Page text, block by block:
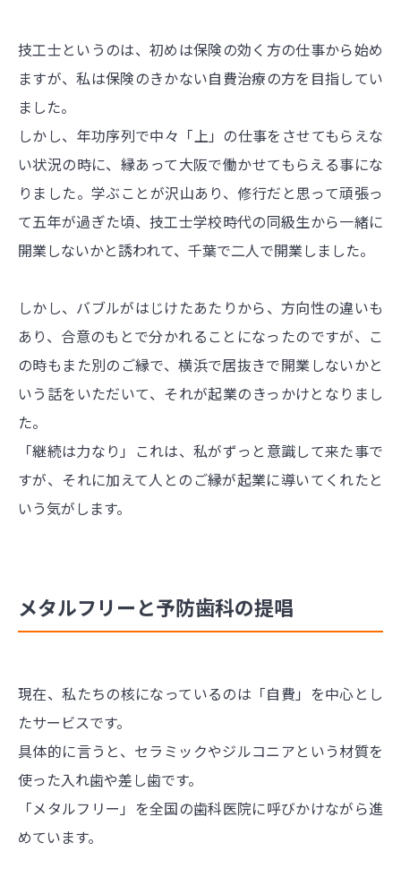
技工士というのは、初めは保険の効く方の仕事から始め
ますが、私は保険のきかない自費治療の方を目指してい
ました。
しかし、年功序列で中々「上」の仕事をさせてもらえな
い状況の時に、縁あって大阪で働かせてもらえる事にな
りました。学ぶことが沢山あり、修行だと思って頑張っ
て五年が過ぎた頃、技工士学校時代の同級生から一緒に
開業しないかと誘われて、千葉で二人で開業しました。
しかし、バブルがはじけたあたりから、方向性の違いも
あり、合意のもとで分かれることになったのですが、こ
の時もまた別のご縁で、横浜で居抜きで開業しないかと
いう話をいただいて、それが起業のきっかけとなりまし
た。
「継続は力なり」これは、私がずっと意識して来た事で
すが、それに加えて人とのご縁が起業に導いてくれたと
いう気がします。
メタルフリーと予防歯科の提唱
現在、私たちの核になっているのは「自費」を中心とし
たサービスです。
具体的に言うと、セラミックやジルコニアという材質を
使った入れ歯や差し歯です。
「メタルフリー」を全国の歯科医院に呼びかけながら進
めています。